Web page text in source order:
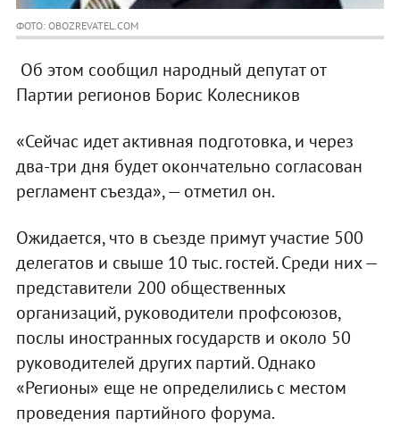
ФОТО: OBOZREVATEL.COM
Об этом сообщил народный депутат от
Партии регионов Борис Колесников
«Сейчас идет активная подготовка, и через
два-три дня будет окончательно согласован
регламент съезда», — отметил он.
Ожидается, что в съезде примут участие 500
делегатов и свыше 10 тыс. гостей. Среди них —
представители 200 общественных
организаций, руководители профсоюзов,
послы иностранных государств и около 50
руководителей других партий. Однако
«Регионы» еще не определились с местом
проведения партийного форума.